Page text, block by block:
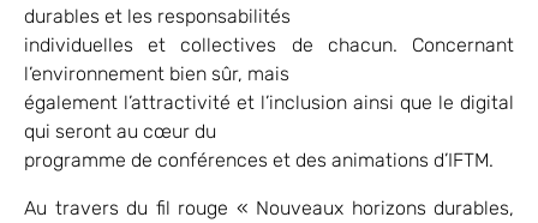
durables et les responsabilités
individuelles et collectives de chacun. Concernant
l’environnement bien sûr, mais
également l’attractivité et l’inclusion ainsi que le digital
qui seront au cœur du
programme de conférences et des animations d’IFTM.
Au travers du fil rouge « Nouveaux horizons durables,